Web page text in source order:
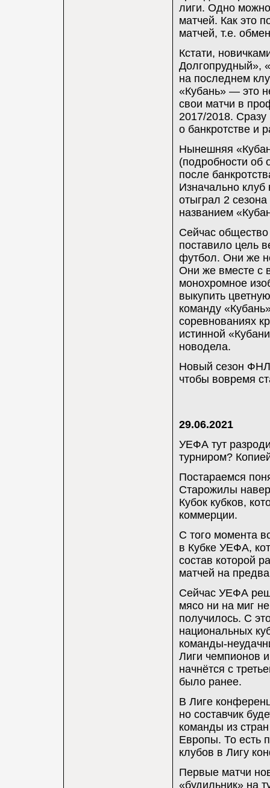
лиги. Одно
матчей. Как это
матчей, т.е.
Кстати,
Долгопрудный»,
на последнем
«Кубань» — это
свои матчи в
2017/2018.
о банкротстве и
Нынешняя
(подробности об
после
Изначально
отыграл 2
названием
Сейчас
поставило цель
футбол. Они же
Они же вместе с
монохромное
выкупить
команду
соревнованиях
истинной
новодела.
Новый сезон ФНЛ
чтобы вовремя
29.06.2021
УЕФА тут
турниром?
Постараемся
Старожилы
Кубок кубков,
коммерции.
С того момента
в Кубке УЕФА,
состав которой
матчей на
Сейчас УЕФА
мясо ни на миг
получилось. С
национальных
команды-
Лиги чемпионов
начнётся с
было ранее.
В Лиге
но составчик
команды из
Европы. То есть
клубов в Лигу
Первые матчи
«будильник» на